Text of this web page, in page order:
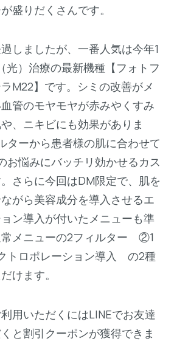
盛りだくさんです。
しましたが、一番人気は今年1
光）治療の最新機種【フォトフ
M22】です。シミの改善がメ
管のモヤモヤが赤みやくすみ
、ニキビにも効果がありま
ターから患者様の肌に合わせて
お悩みにバッチリ効かせるカス
さらに今回はDM限定で、肌を
がら美容成分を導入させるエ
ン導入が付いたメニューも準
メニューの2フィルター ②1
トロポレーション導入 の2種
けます。
用いただくにはLINEでお友達
と割引クーポンが獲得できま